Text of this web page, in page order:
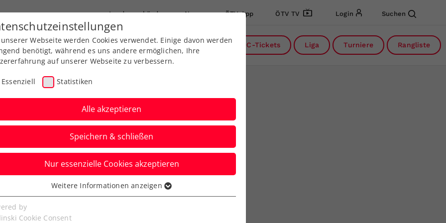
Landesverbände News ÖTV App ÖTV TV Login Suchen
Ausbildung Services Über uns DC-Tickets Liga Turniere Rangliste
angepasst
der Corona-Krise verschobene einmalige
Webseite werden Cookies verwendet. Einige davon werden
benötigt, während es uns andere ermöglichen, Ihre
auf unserer Webseite zu verbessern.
Essenziell Statistiken
Alle akzeptieren
Speichern & schließen
Nur essenzielle Cookies akzeptieren
Cookies werden für grundlegende Funktionen der
benötigt. Dadurch ist gewährleistet, dass die Webseite
Weitere Informationen anzeigen
by
Cookie Consent